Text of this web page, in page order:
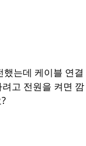
는데 케이블 연결
고 전원을 켜면 깜